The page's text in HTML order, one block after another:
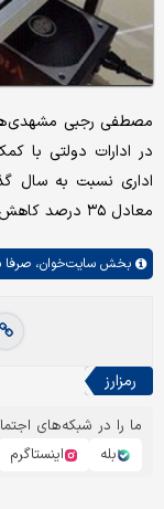
در ادارات دولتی با
معادل ۳۵ درصد کاهش مصرف است.
بخش سایت‌خوان، صرفا
رمزارز
ما را در شبکه‌های
بله
اینستاگرم